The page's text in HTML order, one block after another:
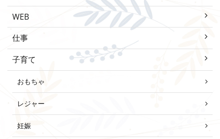
WEB
仕事
子育て
おもちゃ
レジャー
妊娠